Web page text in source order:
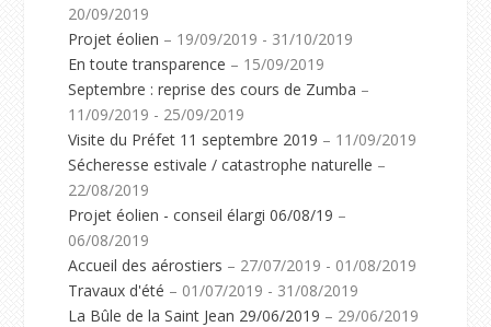
20/09/2019
Projet éolien – 19/09/2019 - 31/10/2019
En toute transparence – 15/09/2019
Septembre : reprise des cours de Zumba –
11/09/2019 - 25/09/2019
Visite du Préfet 11 septembre 2019 – 11/09/2019
Sécheresse estivale / catastrophe naturelle –
22/08/2019
Projet éolien - conseil élargi 06/08/19 –
06/08/2019
Accueil des aérostiers – 27/07/2019 - 01/08/2019
Travaux d'été – 01/07/2019 - 31/08/2019
La Bûle de la Saint Jean 29/06/2019 – 29/06/2019